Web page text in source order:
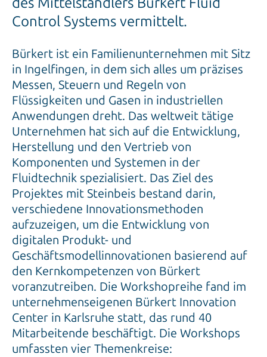
Control Systems vermittelt.
Bürkert ist ein Familienunternehmen mit Sitz
in Ingelfingen, in dem sich alles um präzises
Messen, Steuern und Regeln von
Flüssigkeiten und Gasen in industriellen
Anwendungen dreht. Das weltweit tätige
Unternehmen hat sich auf die Entwicklung,
Herstellung und den Vertrieb von
Komponenten und Systemen in der
Fluidtechnik spezialisiert. Das Ziel des
Projektes mit Steinbeis bestand darin,
verschiedene Innovationsmethoden
aufzuzeigen, um die Entwicklung von
digitalen Produkt- und
Geschäftsmodellinnovationen basierend auf
den Kernkompetenzen von Bürkert
voranzutreiben. Die Workshopreihe fand im
unternehmenseigenen Bürkert Innovation
Center in Karlsruhe statt, das rund 40
Mitarbeitende beschäftigt. Die Workshops
umfassten vier Themenkreise: